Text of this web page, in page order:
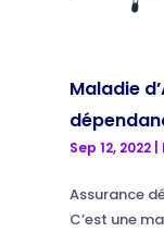
Maladie
Sep 12, 2022|
Assurance
C’est une